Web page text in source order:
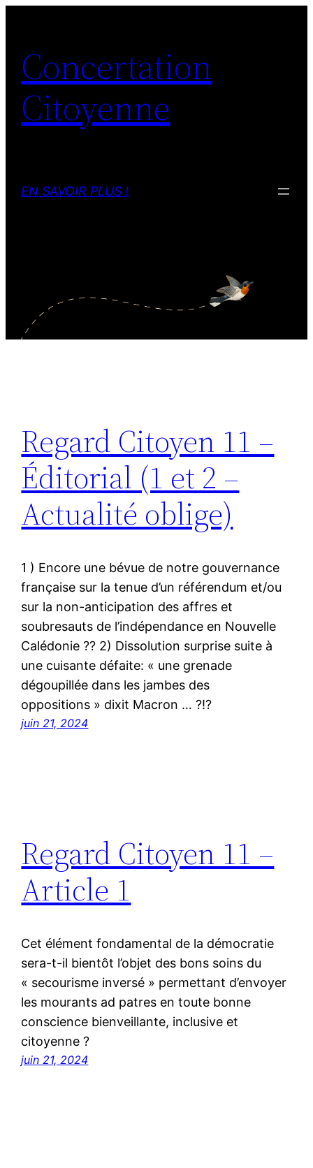
contenu
Concertation
Citoyenne
EN SAVOIR PLUS !
Regard Citoyen 11 –
Éditorial (1 et 2 –
Actualité oblige)
1 ) Encore une bévue de notre gouvernance
française sur la tenue d’un référendum et/ou
sur la non-anticipation des affres et
soubresauts de l’indépendance en Nouvelle
Calédonie ?? 2) Dissolution surprise suite à
une cuisante défaite: « une grenade
dégoupillée dans les jambes des
oppositions » dixit Macron … ?!?
juin 21, 2024
Regard Citoyen 11 –
Article 1
Cet élément fondamental de la démocratie
sera-t-il bientôt l’objet des bons soins du
« secourisme inversé » permettant d’envoyer
les mourants ad patres en toute bonne
conscience bienveillante, inclusive et
citoyenne ?
juin 21, 2024